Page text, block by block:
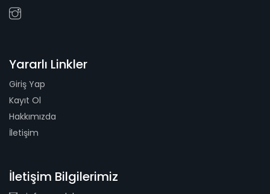
Yararlı Linkler
Giriş Yap
Kayıt Ol
Hakkımızda
İletişim
İletişim Bilgilerimiz